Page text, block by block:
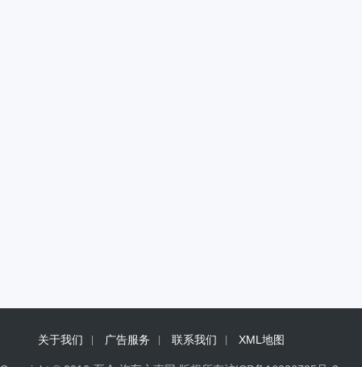
关于我们 广告服务 联系我们 XML地图